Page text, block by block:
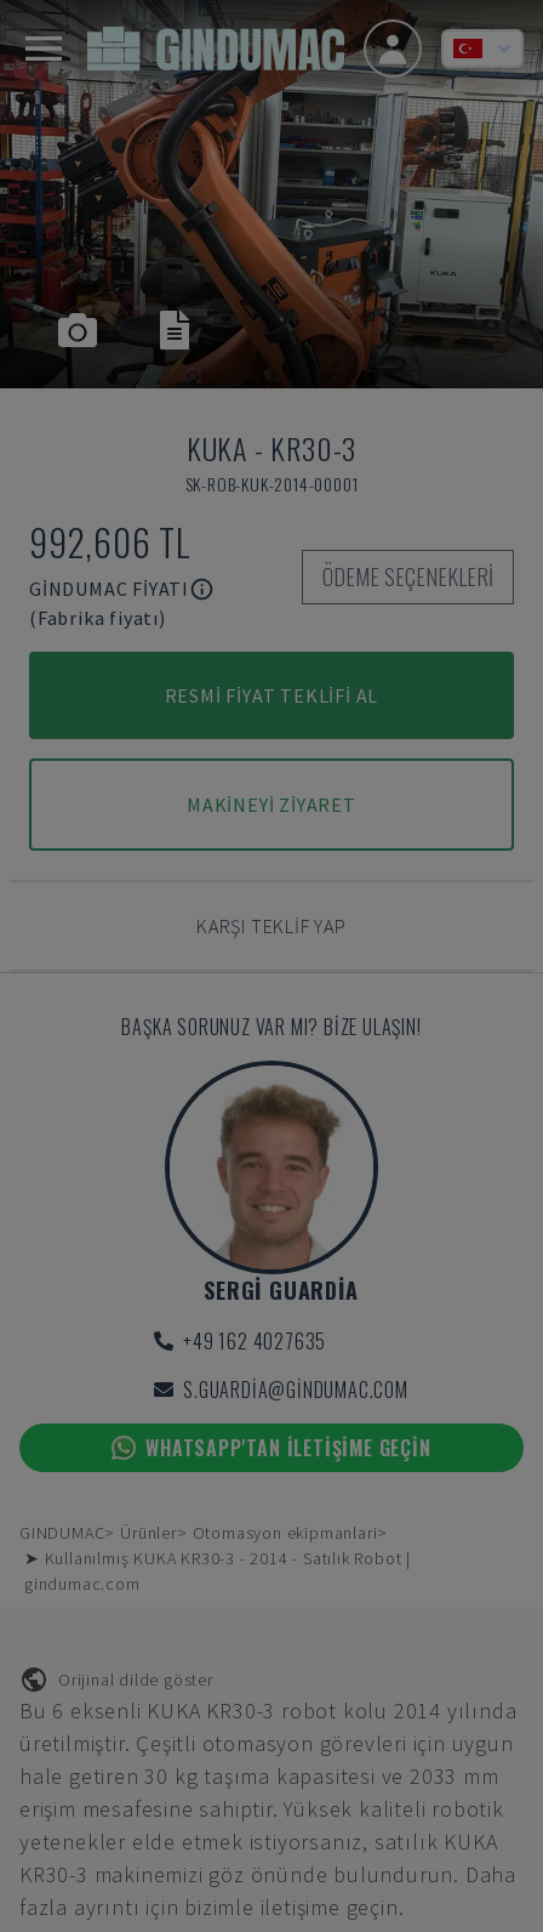
KUKA - KR30-3
SK-ROB-KUK-2014-00001
992,606 TL
GINDUMAC FIYATI
(Fabrika fiyatı)
ÖDEME SEÇENEKLERI
RESMI FIYAT TEKLIFI AL
MAKINEYI ZIYARET
KARŞI TEKLIF YAP
BAŞKA SORUNUZ VAR MI? BIZE ULAŞIN!
SERGI GUARDIA
+49 162 4027635
S.GUARDIA@GINDUMAC.COM
WHATSAPP'TAN ILETIŞIME GEÇIN
GINDUMAC Ürünler
Otomasyon ekipmanlari
➤ Kullanılmış KUKA KR30-3 - 2014 - Satılık Robot |
gindumac.com
Orijinal dilde göster
Bu 6 eksenli KUKA KR30-3 robot kolu 2014 yılında
üretilmiştir. Çeşitli otomasyon görevleri için uygun
hale getiren 30 kg taşıma kapasitesi ve 2033 mm
erişim mesafesine sahiptir. Yüksek kaliteli robotik
yetenekler elde etmek istiyorsanız, satılık KUKA
KR30-3 makinemizi göz önünde bulundurun. Daha
fazla ayrıntı için bizimle iletişime geçin.